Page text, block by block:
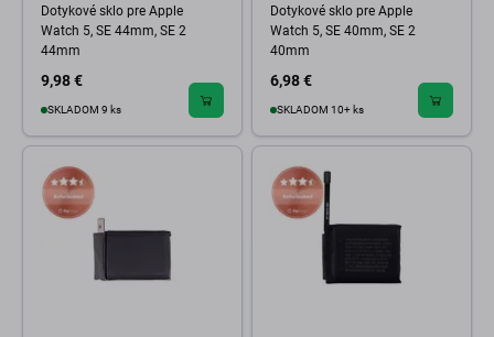
Dotykové sklo pre Apple
Watch 5, SE 44mm, SE 2
44mm
9,98 €
SKLADOM 9 ks
Dotykové sklo pre Apple
Watch 5, SE 40mm, SE 2
40mm
6,98 €
SKLADOM 10+ ks